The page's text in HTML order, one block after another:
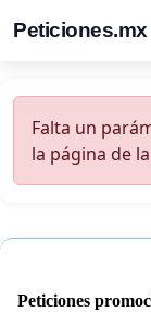
Peticiones.mx
Falta un
la página de
Peticiones